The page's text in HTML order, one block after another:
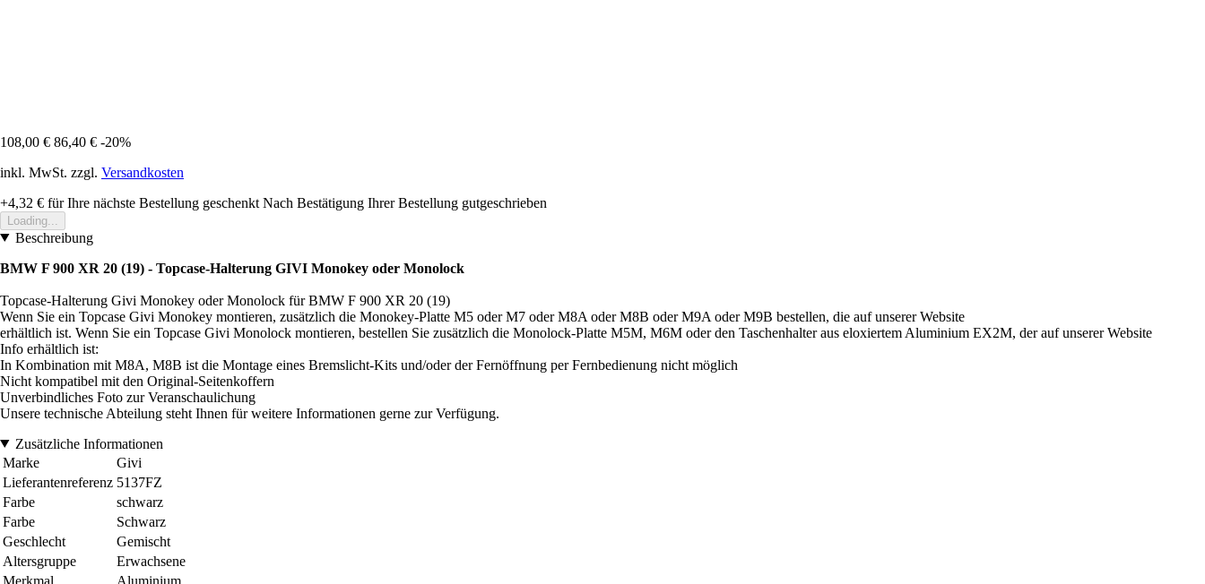
108,00 € 86,40 € -20%
inkl. MwSt. zzgl. Versandkosten
+4,32 € für Ihre nächste Bestellung geschenkt Nach Bestätigung Ihrer Bestellung gutgeschrieben
Loading...
Beschreibung
BMW F 900 XR 20 (19) - Topcase-Halterung GIVI Monokey oder Monolock
Topcase-Halterung Givi Monokey oder Monolock für BMW F 900 XR 20 (19)
Wenn Sie ein Topcase Givi Monokey montieren, zusätzlich die Monokey-Platte M5 oder M7 oder M8A oder M8B oder M9A oder M9B bestellen, die auf unserer Website
erhältlich ist. Wenn Sie ein Topcase Givi Monolock montieren, bestellen Sie zusätzlich die Monolock-Platte M5M, M6M oder den Taschenhalter aus eloxiertem Aluminium EX2M, der auf unserer Website
Info erhältlich ist:
In Kombination mit M8A, M8B ist die Montage eines Bremslicht-Kits und/oder der Fernöffnung per Fernbedienung nicht möglich
Nicht kompatibel mit den Original-Seitenkoffern
Unverbindliches Foto zur Veranschaulichung
Unsere technische Abteilung steht Ihnen für weitere Informationen gerne zur Verfügung.
Zusätzliche Informationen
Marke
Givi
Lieferantenreferenz 5137FZ
Farbe
schwarz
Farbe
Schwarz
Geschlecht
Gemischt
Altersgruppe
Erwachsene
Merkmal
Aluminium